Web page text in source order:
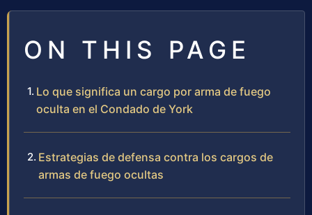
ON THIS PAGE
Lo que significa un cargo por arma de fuego
oculta en el Condado de York
Estrategias de defensa contra los cargos de
armas de fuego ocultas